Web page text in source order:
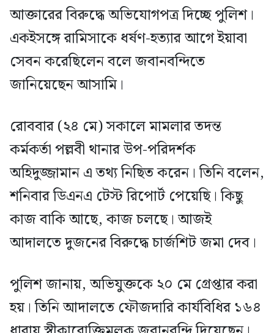
আক্তারের বিরুদ্ধে অভিযোগপত্র দিচ্ছে পুলিশ।
একইসঙ্গে রামিসাকে ধর্ষণ-হত্যার আগে ইয়াবা
সেবন করেছিলেন বলে জবানবন্দিতে
জানিয়েছেন আসামি।
রোববার (২৪ মে) সকালে মামলার তদন্ত
কর্মকর্তা পল্লবী থানার উপ-পরিদর্শক
অহিদুজ্জামান এ তথ্য নিছিত করেন। তিনি বলেন,
শনিবার ডিএনএ টেস্ট রিপোর্ট পেয়েছি। কিছু
কাজ বাকি আছে, কাজ চলছে। আজই
আদালতে দুজনের বিরুদ্ধে চার্জশিট জমা দেব।
পুলিশ জানায়, অভিযুক্তকে ২০ মে গ্রেপ্তার করা
হয়। তিনি আদালতে ফৌজদারি কার্যবিধির ১৬৪